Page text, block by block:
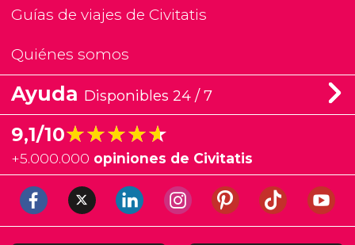
Guías de viajes de Civitatis
Quiénes somos
Ayuda Disponibles 24 / 7
9,1/10★★★★★
★★★★★
+5.000.000 opiniones de Civitatis